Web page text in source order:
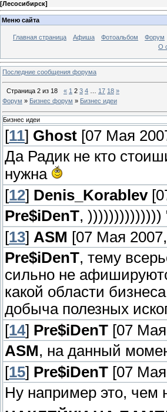
[Лесосибирск]
Меню сайта
Главная страница Афиша Фотоальбом Форум
О
Последние сообщения форума
Страница 2 из 18 « 1 2 3 4 17 18 »
Форум » Бизнес форум » Бизнес идеи
Бизнес идеи
[11] Ghost [07 Мая
Да Радик не кто
нужна
[12] Denis_Korablev
Pre$iDenT, ))))))))))))))
[13] ASM [07 Мая
Pre$iDenT, тему
сильно не
какой области
добыча полезных
[14] Pre$iDenT [07
ASM, на данный
[15] Pre$iDenT [07
Ну например это, чем